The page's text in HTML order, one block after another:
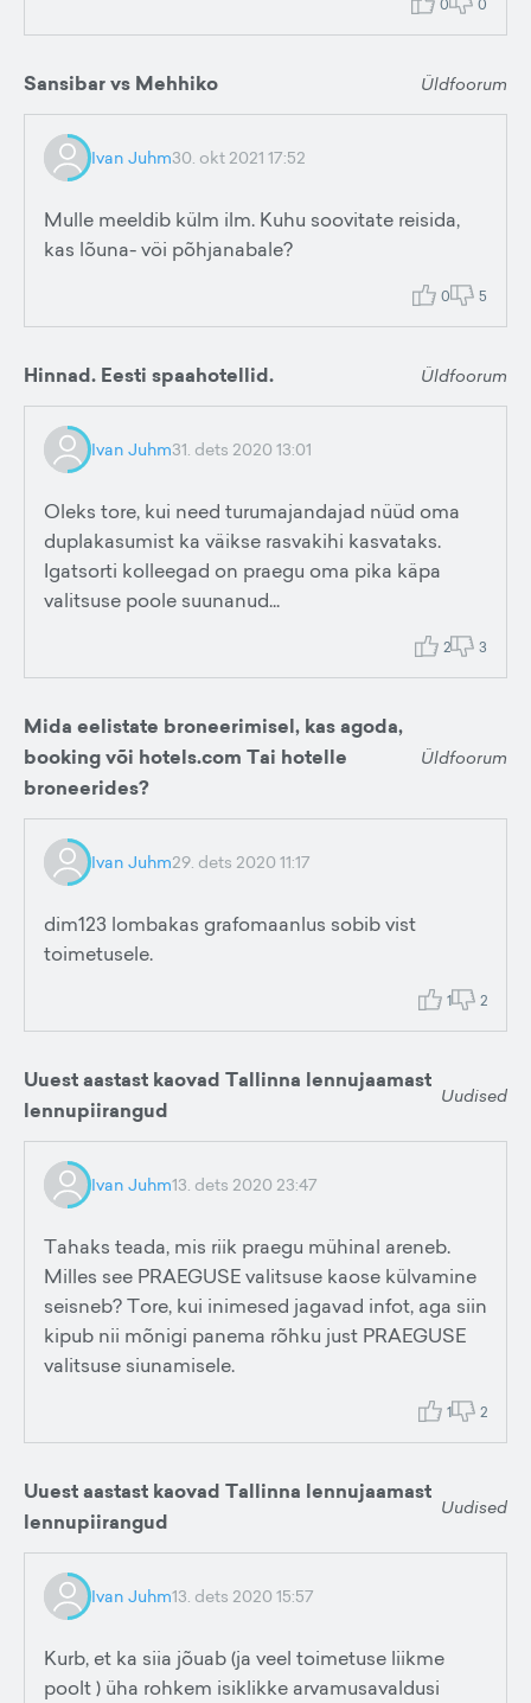
Sansibar vs Mehhiko Üldfoorum
Ivan Juhm30. okt 2021 17:52
Mulle meeldib külm ilm. Kuhu soovitate reisida,
kas lõuna- vöi põhjanabale?
0 5
Hinnad. Eesti spaahotellid. Üldfoorum
Ivan Juhm31. dets 2020 13:01
Oleks tore, kui need turumajandajad nüüd oma
duplakasumist ka väikse rasvakihi kasvataks.
Igatsorti kolleegad on praegu oma pika käpa
valitsuse poole suunanud...
2 3
Mida eelistate broneerimisel, kas agoda,
booking või hotels.com Tai hotelle
broneerides?
Üldfoorum
Ivan Juhm29. dets 2020 11:17
dim123 lombakas grafomaanlus sobib vist
toimetusele.
1 2
Uuest aastast kaovad Tallinna lennujaamast
lennupiirangud
Uudised
Ivan Juhm13. dets 2020 23:47
Tahaks teada, mis riik praegu mühinal areneb.
Milles see PRAEGUSE valitsuse kaose külvamine
seisneb? Tore, kui inimesed jagavad infot, aga siin
kipub nii mõnigi panema rõhku just PRAEGUSE
valitsuse siunamisele.
1 2
Uuest aastast kaovad Tallinna lennujaamast
lennupiirangud
Uudised
Ivan Juhm13. dets 2020 15:57
Kurb, et ka siia jõuab (ja veel toimetuse liikme
poolt ) üha rohkem isiklikke arvamusavaldusi